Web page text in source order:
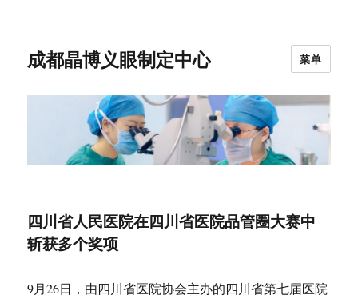
成都晶博义眼制定中心 菜单
四川省人民医院在四川省医院品管圈大赛中
斩获多个奖项
9月26日，由四川省医院协会主办的四川省第七届医院